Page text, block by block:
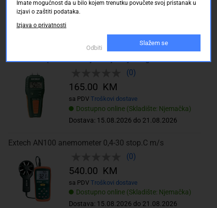
Dostava: 15.08.2026 do 21.08.2026
1,390.00 KM
sa PDV
MO50 Kompaktni uređaj za mjerenje vlage
(0)
Dostupno online (Skladište: Njemačka)
Dostava: 15.08.2026 do 21.08.2026
165.00 KM
sa PDV Troškovi dostave
Extech AN100 anemometer 0,4-30 stop.C m/s
(0)
Dostupno online (Skladište: Njemačka)
Dostava: 15.08.2026 do 21.08.2026
540.00 KM
sa PDV Troškovi dostave
Imate mogućnost da u bilo kojem trenutku povučete svoj pristanak u
izjavi o zaštiti podataka.
Izjava o privatnosti
Odbiti
Slažem se